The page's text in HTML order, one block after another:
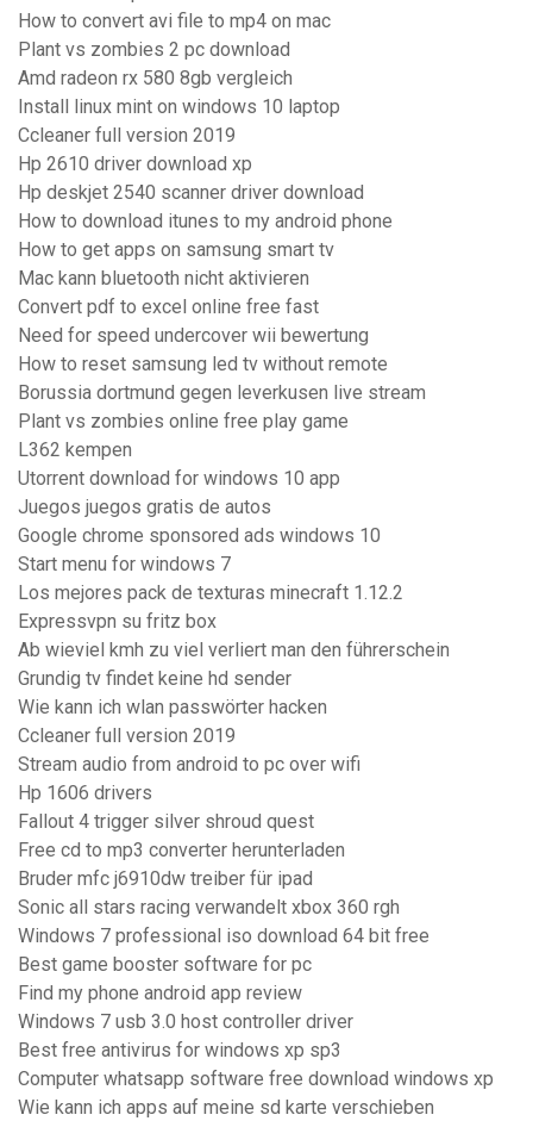
How to convert avi file to mp4 on mac
Plant vs zombies 2 pc download
Amd radeon rx 580 8gb vergleich
Install linux mint on windows 10 laptop
Ccleaner full version 2019
Hp 2610 driver download xp
Hp deskjet 2540 scanner driver download
How to download itunes to my android phone
How to get apps on samsung smart tv
Mac kann bluetooth nicht aktivieren
Convert pdf to excel online free fast
Need for speed ​​undercover wii bewertung
How to reset samsung led tv without remote
Borussia dortmund gegen leverkusen live stream
Plant vs zombies online free play game
L362 kempen
Utorrent download for windows 10 app
Juegos juegos gratis de autos
Google chrome sponsored ads windows 10
Start menu for windows 7
Los mejores pack de texturas minecraft 1.12.2
Expressvpn su fritz box
Ab wieviel kmh zu viel verliert man den führerschein
Grundig tv findet keine hd sender
Wie kann ich wlan passwörter hacken
Ccleaner full version 2019
Stream audio from android to pc over wifi
Hp 1606 drivers
Fallout 4 trigger silver shroud quest
Free cd to mp3 converter herunterladen
Bruder mfc j6910dw treiber für ipad
Sonic all stars racing verwandelt xbox 360 rgh
Windows 7 professional iso download 64 bit free
Best game booster software for pc
Find my phone android app review
Windows 7 usb 3.0 host controller driver
Best free antivirus for windows xp sp3
Computer whatsapp software free download windows xp
Wie kann ich apps auf meine sd karte verschieben